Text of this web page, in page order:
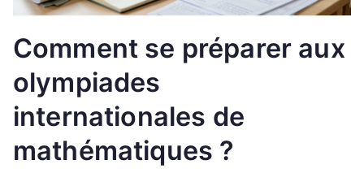
Comment se préparer aux
olympiades
internationales de
mathématiques ?